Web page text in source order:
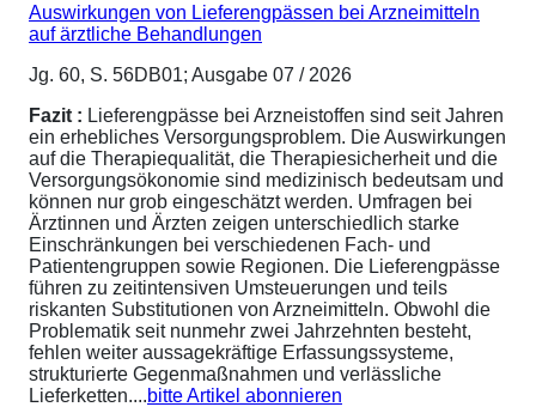
Auswirkungen von Lieferengpässen bei Arzneimitteln
auf ärztliche Behandlungen
Jg. 60, S. 56DB01; Ausgabe 07 / 2026
Fazit : Lieferengpässe bei Arzneistoffen sind seit Jahren
ein erhebliches Versorgungsproblem. Die Auswirkungen
auf die Therapiequalität, die Therapiesicherheit und die
Versorgungsökonomie sind medizinisch bedeutsam und
können nur grob eingeschätzt werden. Umfragen bei
Ärztinnen und Ärzten zeigen unterschiedlich starke
Einschränkungen bei verschiedenen Fach- und
Patientengruppen sowie Regionen. Die Lieferengpässe
führen zu zeitintensiven Umsteuerungen und teils
riskanten Substitutionen von Arzneimitteln. Obwohl die
Problematik seit nunmehr zwei Jahrzehnten besteht,
fehlen weiter aussagekräftige Erfassungssysteme,
strukturierte Gegenmaßnahmen und verlässliche
Lieferketten....bitte Artikel abonnieren